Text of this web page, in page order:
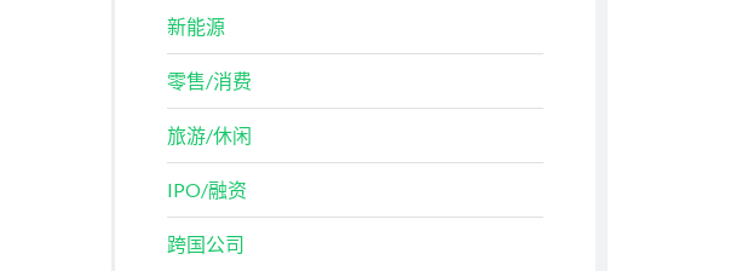
新能源
零售/消费
旅游/休闲
IPO/融资
跨国公司